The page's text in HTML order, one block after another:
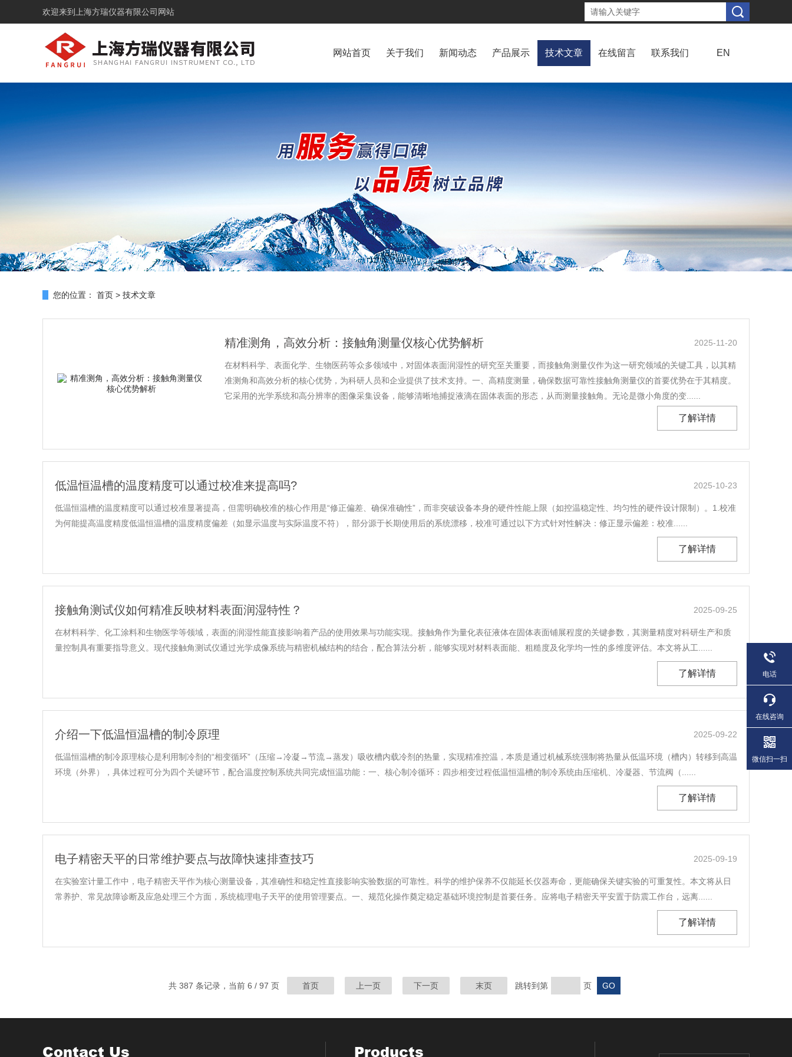
欢迎来到 上海方瑞仪器有限公司网站
网站首页 关于我们 新闻动态 产品展示 技术文章 在线留言 联系我们 EN
您的位置： 首页 > 技术文章
精准测角，高效分析：接触角测量仪核心优势解析 2025-11-20
在材料科学、表面化学、生物医药等众多领域中，对固体表面润湿性的研究至关重要，而接触角测量仪作为这一研究领域的关键工具，以其精
准测角和高效分析的核心优势，为科研人员和企业提供了技术支持。一、高精度测量，确保数据可靠性接触角测量仪的首要优势在于其精度。
它采用的光学系统和高分辨率的图像采集设备，能够清晰地捕捉液滴在固体表面的形态，从而测量接触角。无论是微小角度的变......
了解详情
低温恒温槽的温度精度可以通过校准来提高吗? 2025-10-23
低温恒温槽的温度精度可以通过校准显著提高，但需明确校准的核心作用是“修正偏差、确保准确性”，而非突破设备本身的硬件性能上限（如控温稳定性、均匀性的硬件设计限制）。1.校准
为何能提高温度精度低温恒温槽的温度精度偏差（如显示温度与实际温度不符），部分源于长期使用后的系统漂移，校准可通过以下方式针对性解决：修正显示偏差：校准......
了解详情
接触角测试仪如何精准反映材料表面润湿特性？ 2025-09-25
在材料科学、化工涂料和生物医学等领域，表面的润湿性能直接影响着产品的使用效果与功能实现。接触角作为量化表征液体在固体表面铺展程度的关键参数，其测量精度对科研生产和质
量控制具有重要指导意义。现代接触角测试仪通过光学成像系统与精密机械结构的结合，配合算法分析，能够实现对材料表面能、粗糙度及化学均一性的多维度评估。本文将从工......
了解详情
介绍一下低温恒温槽的制冷原理 2025-09-22
低温恒温槽的制冷原理核心是利用制冷剂的“相变循环”（压缩→冷凝→节流→蒸发）吸收槽内载冷剂的热量，实现精准控温，本质是通过机械系统强制将热量从低温环境（槽内）转移到高温
环境（外界），具体过程可分为四个关键环节，配合温度控制系统共同完成恒温功能：一、核心制冷循环：四步相变过程低温恒温槽的制冷系统由压缩机、冷凝器、节流阀（......
了解详情
电子精密天平的日常维护要点与故障快速排查技巧 2025-09-19
在实验室计量工作中，电子精密天平作为核心测量设备，其准确性和稳定性直接影响实验数据的可靠性。科学的维护保养不仅能延长仪器寿命，更能确保关键实验的可重复性。本文将从日
常养护、常见故障诊断及应急处理三个方面，系统梳理电子天平的使用管理要点。一、规范化操作奠定稳定基础环境控制是首要任务。应将电子精密天平安置于防震工作台，远离......
了解详情
共 387 条记录，当前 6 / 97 页 首页 上一页 下一页 末页 跳转到第 页
Contact Us Products
电话
在线咨询
微信扫一扫